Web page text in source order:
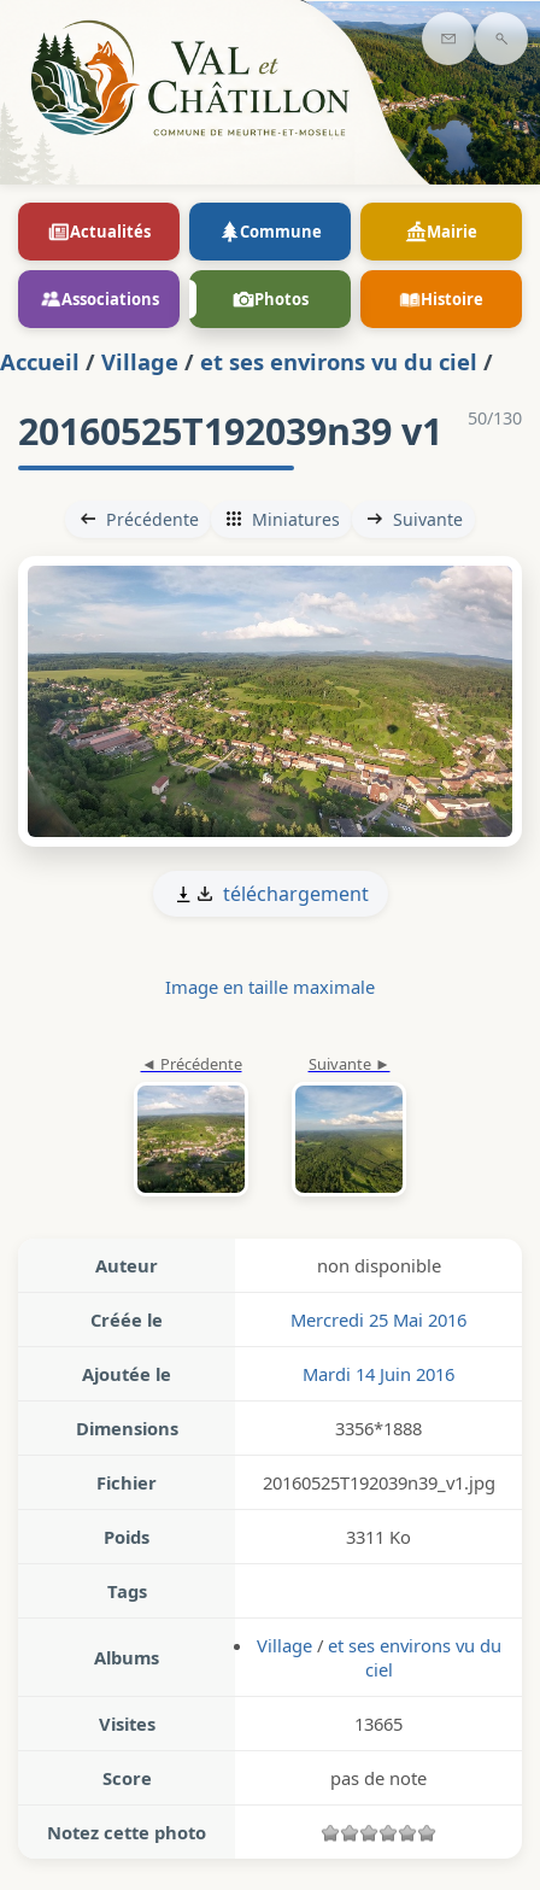
Contact
Actualités Commune Mairie
Associations Photos Histoire
Accueil / Village / et ses environs vu du ciel /
50/130
20160525T192039n39 v1
Précédente Miniatures Suivante
téléchargement
Image en taille maximale
Auteur non disponible
Créée le Mercredi 25 Mai 2016
Ajoutée le Mardi 14 Juin 2016
Dimensions 3356*1888
Fichier 20160525T192039n39_v1.jpg
Poids 3311 Ko
Tags
Albums Village/ et ses environs vu du
ciel
Visites 13665
Score pas de note
Notez cette photo